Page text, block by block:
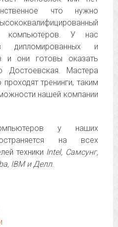
что нужно
компьютеров. У нас
дипломированных и
и они готовы оказать
Мастера
проходят тренинги, таким
нашей компании
у наших
на всех
техники Intel, Самсунг,
IBM и Делл.